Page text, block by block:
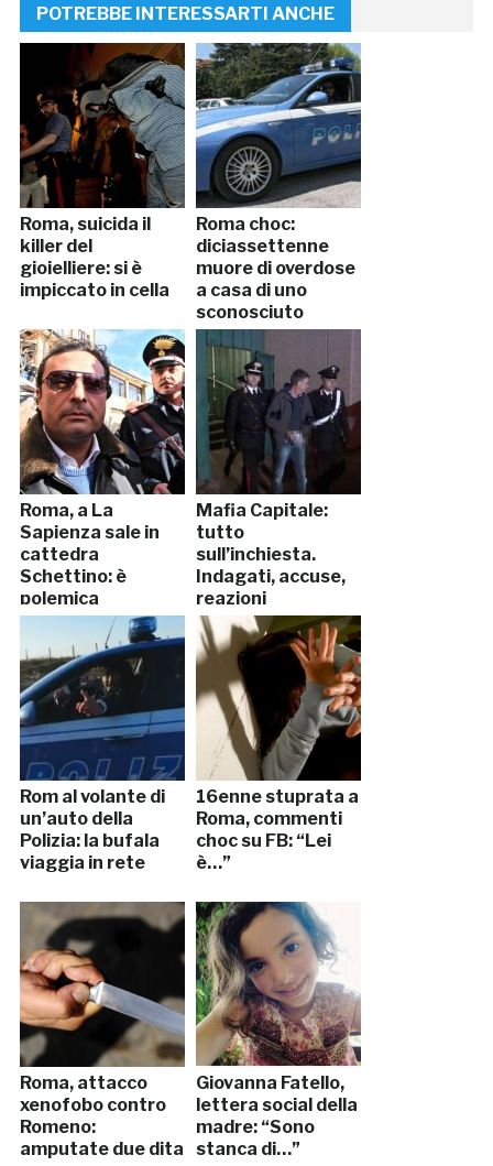
POTREBBE INTERESSARTI ANCHE
Roma, suicida il
killer del
gioielliere: si è
impiccato in cella
Roma choc:
diciassettenne
muore di overdose
a casa di uno
sconosciuto
Roma, a La
Sapienza sale in
cattedra
Schettino: è
polemica
Mafia Capitale:
tutto
sull’inchiesta.
Indagati, accuse,
reazioni
Rom al volante di
un’auto della
Polizia: la bufala
viaggia in rete
16enne stuprata a
Roma, commenti
choc su FB: “Lei
è…”
Roma, attacco
xenofobo contro
Romeno:
amputate due dita
Giovanna Fatello,
lettera social della
madre: “Sono
stanca di…”